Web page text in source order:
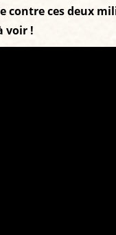
contre ces deux
voir !